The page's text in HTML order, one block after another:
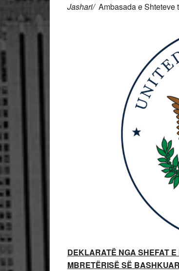
Jashari/ Ambasada e Shteteve
DEKLARATË NGA SHEFAT
MBRETËRISË SË